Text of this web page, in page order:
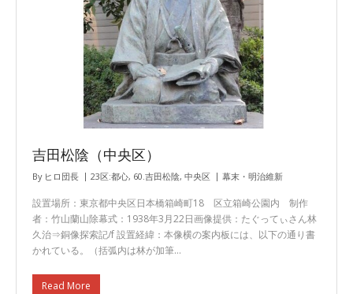
吉田松陰（中央区）
By ヒロ団長 23区:都心, 60.吉田松陰, 中央区 幕末・明治維新
設置場所：東京都中央区日本橋箱崎町18 区立箱崎公園内 制作
者：竹山蘭山除幕式：1938年3月22日画像提供：たぐってぃさん林
久治⇒銅像探索記/f 設置経緯：本像横の案内板には、以下の通り書
かれている。（括弧内は林が加筆…
Read More